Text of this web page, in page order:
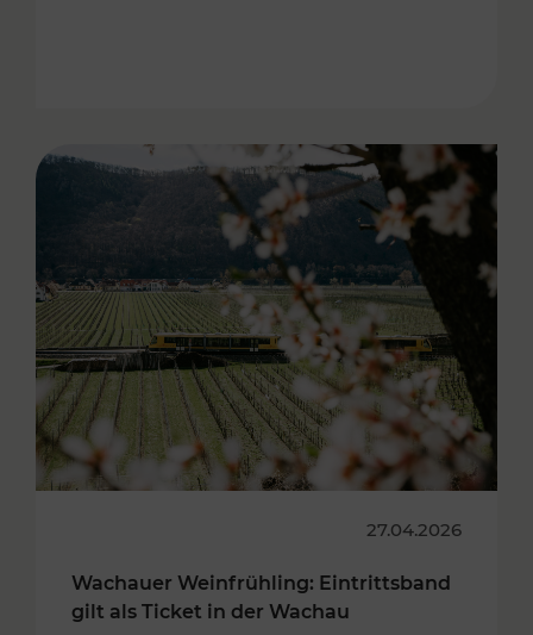
27.04.2026
Wachauer Weinfrühling: Eintrittsband
gilt als Ticket in der Wachau